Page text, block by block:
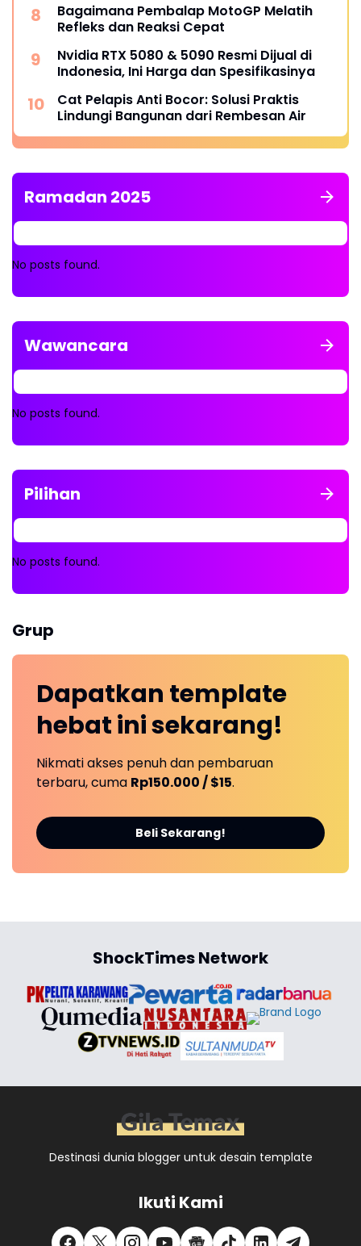
Bagaimana Pembalap MotoGP Melatih
Refleks dan Reaksi Cepat
Nvidia RTX 5080 & 5090 Resmi Dijual di
Indonesia, Ini Harga dan Spesifikasinya
Cat Pelapis Anti Bocor: Solusi Praktis
Lindungi Bangunan dari Rembesan Air
Ramadan 2025
No posts found.
Wawancara
No posts found.
Pilihan
No posts found.
Grup
Dapatkan template
hebat inisekarang!
Nikmati akses penuh dan pembaruan
terbaru, cuma Rp150.000 / $15.
Beli Sekarang!
ShockTimes Network
Destinasi dunia blogger untuk desain template
Ikuti Kami